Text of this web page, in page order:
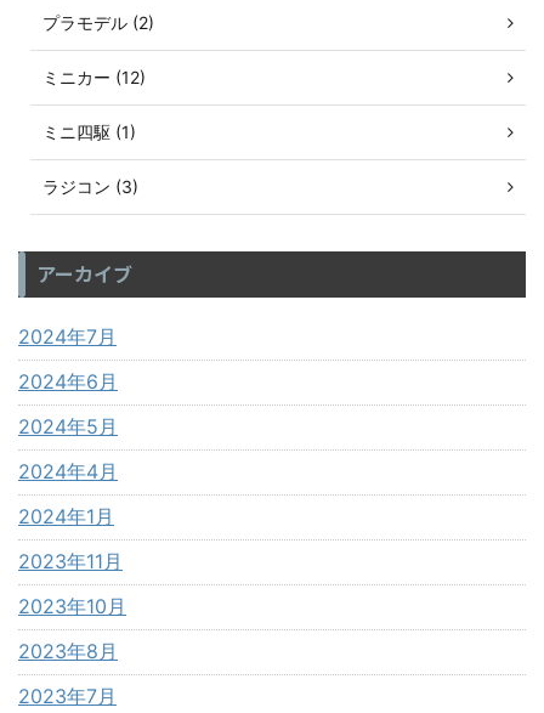
プラモデル (2)
ミニカー (12)
ミニ四駆 (1)
ラジコン (3)
アーカイブ
2024年7月
2024年6月
2024年5月
2024年4月
2024年1月
2023年11月
2023年10月
2023年8月
2023年7月